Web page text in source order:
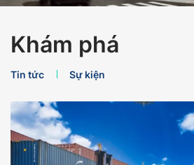
Khám phá
Tin tức Sự kiện